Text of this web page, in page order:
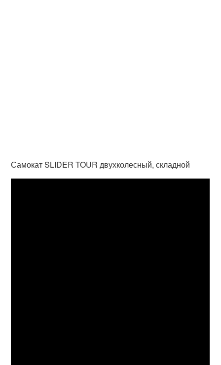
Самокат SLIDER TOUR двухколесный, складной